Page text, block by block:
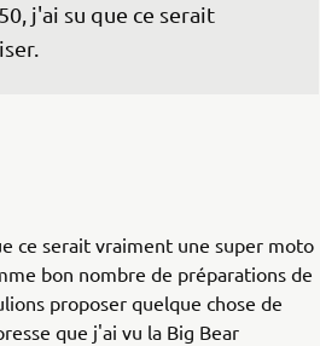
j'ai su que ce serait
ce serait vraiment une super moto
bon nombre de préparations de
proposer quelque chose de
que j'ai vu la Big Bear